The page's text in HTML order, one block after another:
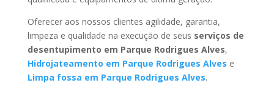
Oferecer aos nossos clientes agilidade, garantia,
limpeza e qualidade na execução de seus serviços de
desentupimento em Parque Rodrigues Alves,
Hidrojateamento em Parque Rodrigues Alves e
Limpa fossa em Parque Rodrigues Alves.